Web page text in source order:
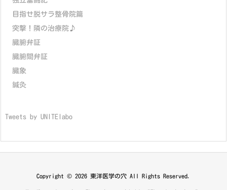
目指せ脱サラ整骨院篇
突撃！隣の治療院♪
臓腑弁証
臓腑間弁証
臓象
鍼灸
Tweets by UNITElabo
Copyright © 2026 東洋医学の穴 All Rights Reserved.